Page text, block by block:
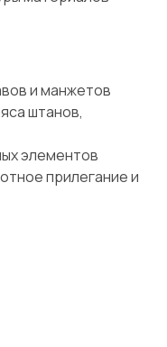
и манжетов
штанов,
элементов
прилегание и